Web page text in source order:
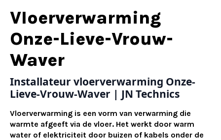
Alternative:
Vloerverwarming
Onze-Lieve-Vrouw-
Waver
Installateur vloerverwarming Onze-
Lieve-Vrouw-Waver | JN Technics
Vloerverwarming is een vorm van verwarming die
warmte afgeeft via de vloer. Het werkt door warm
water of elektriciteit door buizen of kabels onder de